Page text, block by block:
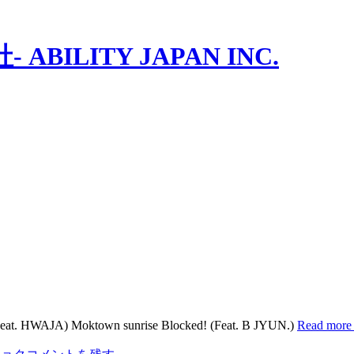
- ABILITY JAPAN INC.
HWAJA) Moktown sunrise Blocked! (Feat. B JYUN.) Read